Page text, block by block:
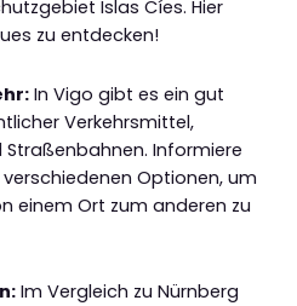
Islas Cíes. Hier
zu entdecken!
In Vigo gibt es ein gut
Verkehrsmittel,
Straßenbahnen. Informiere
Optionen, um
einem Ort zum anderen zu
Im Vergleich zu Nürnberg